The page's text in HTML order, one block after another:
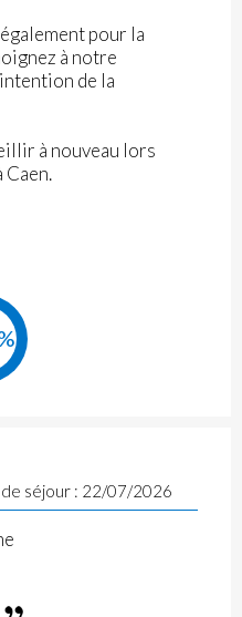
pour la
à notre
de la
à nouveau lors
Caen.
de séjour : 22/07/2026